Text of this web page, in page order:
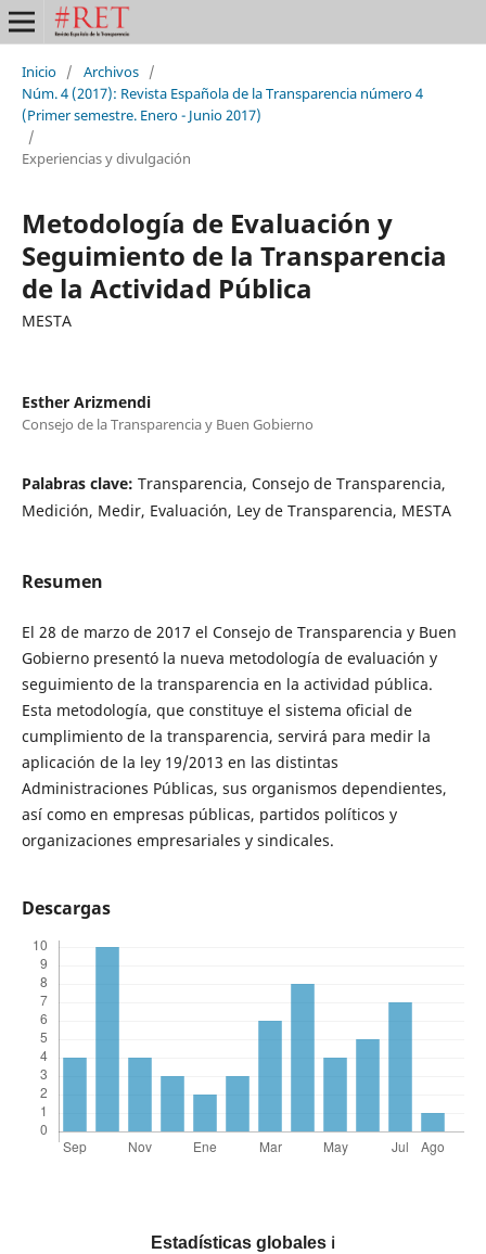
Inicio / Archivos /
Núm. 4 (2017): Revista Española de la Transparencia número 4
(Primer semestre. Enero - Junio 2017)
/
Experiencias y divulgación
Metodología de Evaluación y
Seguimiento de la Transparencia
de la Actividad Pública
MESTA
Esther Arizmendi
Consejo de la Transparencia y Buen Gobierno
Palabras clave: Transparencia, Consejo de Transparencia,
Medición, Medir, Evaluación, Ley de Transparencia, MESTA
Resumen
El 28 de marzo de 2017 el Consejo de Transparencia y Buen
Gobierno presentó la nueva metodología de evaluación y
seguimiento de la transparencia en la actividad pública.
Esta metodología, que constituye el sistema oficial de
cumplimiento de la transparencia, servirá para medir la
aplicación de la ley 19/2013 en las distintas
Administraciones Públicas, sus organismos dependientes,
así como en empresas públicas, partidos políticos y
organizaciones empresariales y sindicales.
Descargas
Estadísticas globales ℹ️